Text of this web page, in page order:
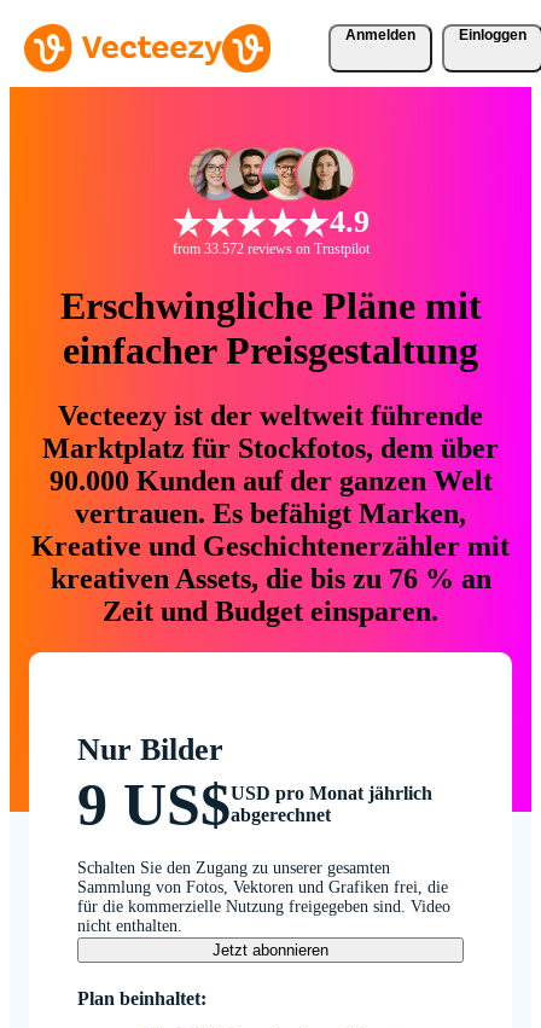
Anmelden Einloggen
4.9
from 33.572 reviews on Trustpilot
Erschwingliche Pläne mit
einfacher Preisgestaltung
Vecteezy ist der weltweit führende
Marktplatz für Stockfotos, dem über
90.000 Kunden auf der ganzen Welt
vertrauen. Es befähigt Marken,
Kreative und Geschichtenerzähler mit
kreativen Assets, die bis zu 76 % an
Zeit und Budget einsparen.
Nur Bilder
9 US$USD pro Monat jährlich
abgerechnet
Schalten Sie den Zugang zu unserer gesamten
Sammlung von Fotos, Vektoren und Grafiken frei, die
für die kommerzielle Nutzung freigegeben sind. Video
nicht enthalten.
Jetzt abonnieren
Plan beinhaltet: